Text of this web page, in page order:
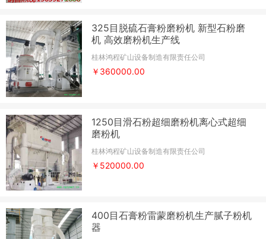
325目脱硫石膏粉磨粉机 新型石粉磨
机 高效磨粉机生产线
桂林鸿程矿山设备制造有限责任公司
￥360000.00
1250目滑石粉超细磨粉机离心式超细
磨粉机
桂林鸿程矿山设备制造有限责任公司
￥520000.00
400目石膏粉雷蒙磨粉机生产腻子粉机
器